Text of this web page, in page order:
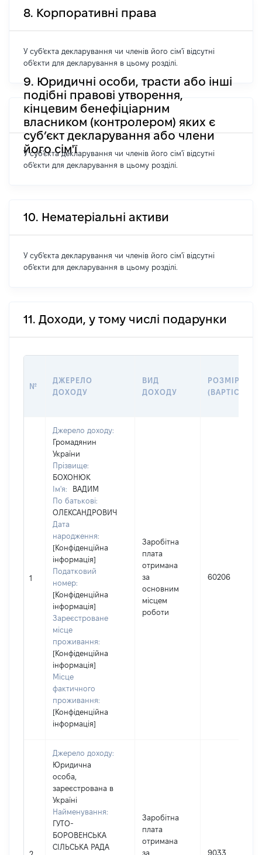
8. Корпоративні права
У суб'єкта декларування чи членів його сім'ї відсутні
об'єкти для декларування в цьому розділі.
9. Юридичні особи, трасти або інші
подібні правові утворення,
кінцевим бенефіціарним
власником (контролером) яких є
суб’єкт декларування або члени
його сім'ї
У суб'єкта декларування чи членів його сім'ї відсутні
об'єкти для декларування в цьому розділі.
10. Нематеріальні активи
У суб'єкта декларування чи членів його сім'ї відсутні
об'єкти для декларування в цьому розділі.
11. Доходи, у тому числі подарунки
№
ДЖЕРЕЛО
ДОХОДУ
ВИД
ДОХОДУ
РОЗМІР
(ВАРТІСТЬ)
1
Джерело доходу:
Громадянин
України
Прізвище:
БОХОНЮК
Ім'я:
ВАДИМ
По батькові:
ОЛЕКСАНДРОВИЧ
Дата
народження:
[Конфіденційна
інформація]
Податковий
номер:
[Конфіденційна
інформація]
Зареєстроване
місце
проживання:
[Конфіденційна
інформація]
Місце
фактичного
проживання:
[Конфіденційна
інформація]
Заробітна
плата
отримана
за
основним
місцем
роботи
60206
Джерело доходу:
Юридична
особа,
зареєстрована в
Україні
Найменування:
ГУТО-
БОРОВЕНСЬКА
СІЛЬСЬКА РАДА
Заробітна
плата
отримана
за
9033